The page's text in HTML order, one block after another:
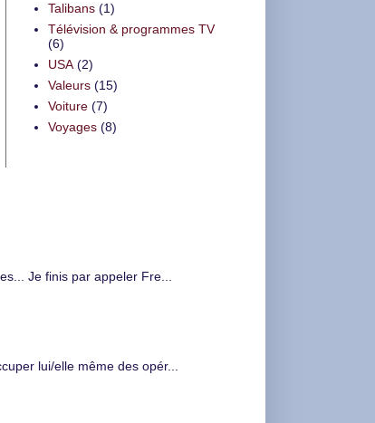
Talibans (1)
Télévision & programmes TV
(6)
USA (2)
Valeurs (15)
Voiture (7)
Voyages (8)
Je finis par appeler Fre...
lui/elle même des opér...